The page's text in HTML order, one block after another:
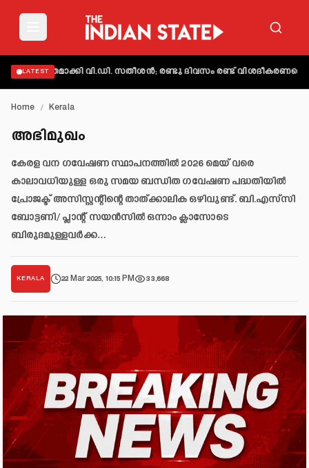
LATEST
വ്യക്തമാക്കി വി.ഡി. സതീശൻ; രണ്ടു ദിവസം രണ്ട് വിശദീകരണമെന്ന്
Home / Kerala
അഭിമുഖം
കേരള വന ഗവേഷണ സ്ഥാപനത്തിൽ 2026 മെയ് വരെ
കാലാവധിയുള്ള ഒരു സമയ ബന്ധിത ഗവേഷണ പദ്ധതിയിൽ
പ്രോജക്ട് അസിസ്റ്റന്റിന്റെ താത്ക്കാലിക ഒഴിവുണ്ട്. ബി.എസ്‌സി
ബോട്ടണി/ പ്ലാന്റ് സയൻസിൽ ഒന്നാം ക്ലാസോടെ
ബിരുദമുള്ളവർക്ക…
KERALA 22 Mar 2025, 10:15 PM 33,668